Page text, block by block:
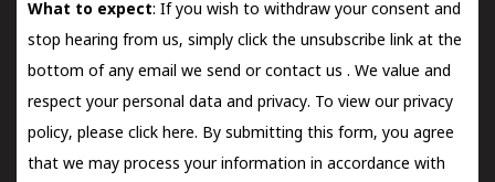
What to expect: If you wish to withdraw your consent and
stop hearing from us, simply click the unsubscribe link at the
bottom of any email we send orcontact us . We value and
respect your personal data and privacy. To view our privacy
policy, please click here. By submitting this form, you agree
that we may process your information in accordance with